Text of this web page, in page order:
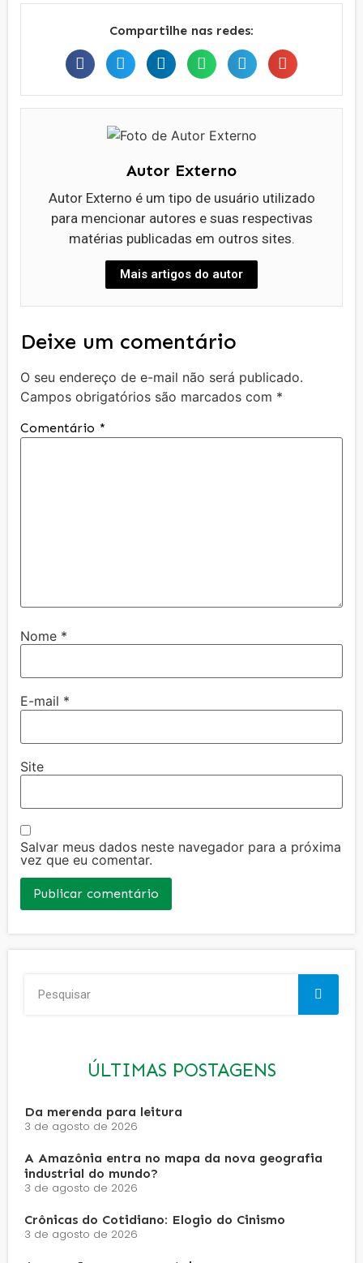
Compartilhe nas redes:
Autor Externo
Autor Externo é um tipo de usuário utilizado
para mencionar autores e suas respectivas
matérias publicadas em outros sites.
Mais artigos do autor
Deixe um comentário
O seu endereço de e-mail não será publicado.
Campos obrigatórios são marcados com *
Comentário *
Nome *
E-mail *
Site
Salvar meus dados neste navegador para a próxima
vez que eu comentar.
ÚLTIMAS POSTAGENS
Da merenda para leitura
3 de agosto de 2026
A Amazônia entra no mapa da nova geografia
industrial do mundo?
3 de agosto de 2026
Crônicas do Cotidiano: Elogio do Cinismo
3 de agosto de 2026